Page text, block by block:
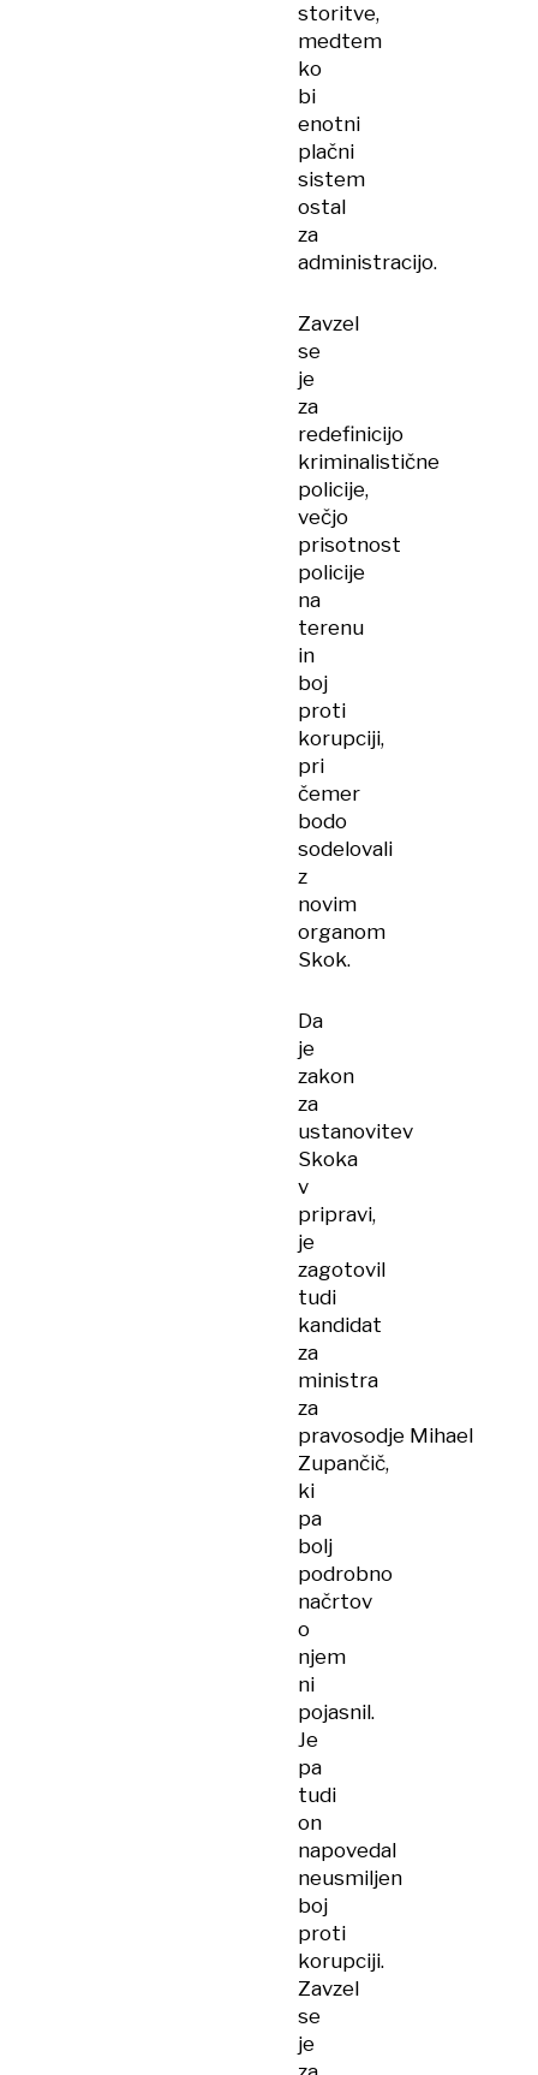
storitve,
medtem
ko
bi
enotni
plačni
sistem
ostal
za
administracijo.
Zavzel
se
je
za
redefinicijo
kriminalistične
policije,
večjo
prisotnost
policije
na
terenu
in
boj
proti
korupciji,
pri
čemer
bodo
sodelovali
z
novim
organom
Skok.
Da
je
zakon
za
ustanovitev
Skoka
v
pripravi,
je
zagotovil
tudi
kandidat
za
ministra
za
pravosodje Mihael
Zupančič,
ki
pa
bolj
podrobno
načrtov
o
njem
ni
pojasnil.
Je
pa
tudi
on
napovedal
neusmiljen
boj
proti
korupciji.
Zavzel
se
je